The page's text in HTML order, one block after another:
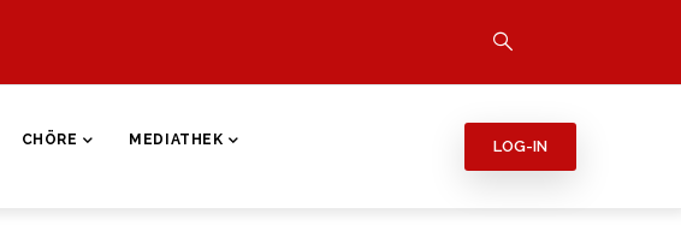
CHÖRE MEDIATHEK LOG-IN